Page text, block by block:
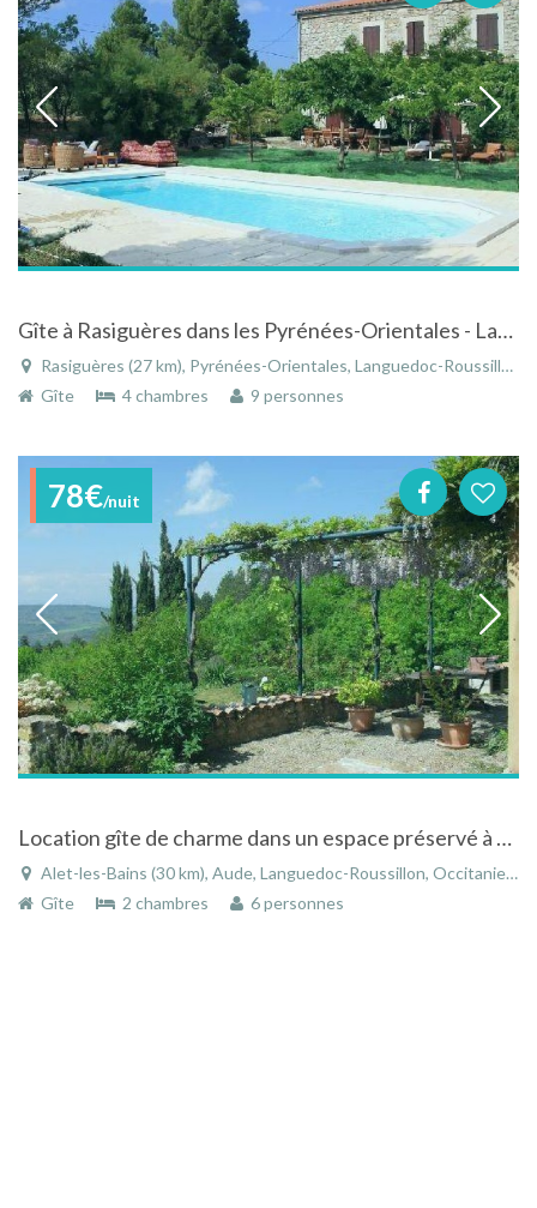
Gîte à Rasiguères dans les Pyrénées-Orientales - Languedoc-Roussillon avec piscine
Rasiguères (27 km), Pyrénées-Orientales, Languedoc-Roussillon, Occitanie, France
Gîte
4 chambres 9 personnes
78€/nuit
Location gîte de charme dans un espace préservé à Alet Les Bains dans le Languedoc-Roussillon
Alet-les-Bains (30 km), Aude, Languedoc-Roussillon, Occitanie, France
Gîte
2 chambres 6 personnes